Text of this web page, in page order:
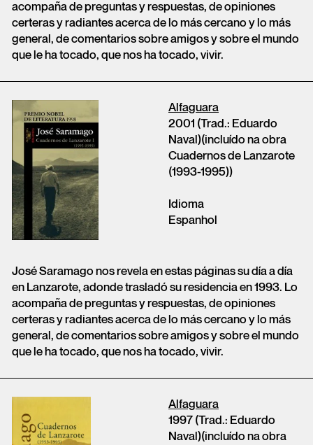
acompaña de preguntas y respuestas, de opiniones
certeras y radiantes acerca de lo más cercano y lo más
general, de comentarios sobre amigos y sobre el mundo
que le ha tocado, que nos ha tocado, vivir.
Alfaguara
2001 (Trad.: Eduardo
Naval)(incluído na obra
Cuadernos de Lanzarote
(1993-1995))
Idioma
Espanhol
José Saramago nos revela en estas páginas su día a día
en Lanzarote, adonde trasladó su residencia en 1993. Lo
acompaña de preguntas y respuestas, de opiniones
certeras y radiantes acerca de lo más cercano y lo más
general, de comentarios sobre amigos y sobre el mundo
que le ha tocado, que nos ha tocado, vivir.
Alfaguara
1997 (Trad.: Eduardo
Naval)(incluído na obra